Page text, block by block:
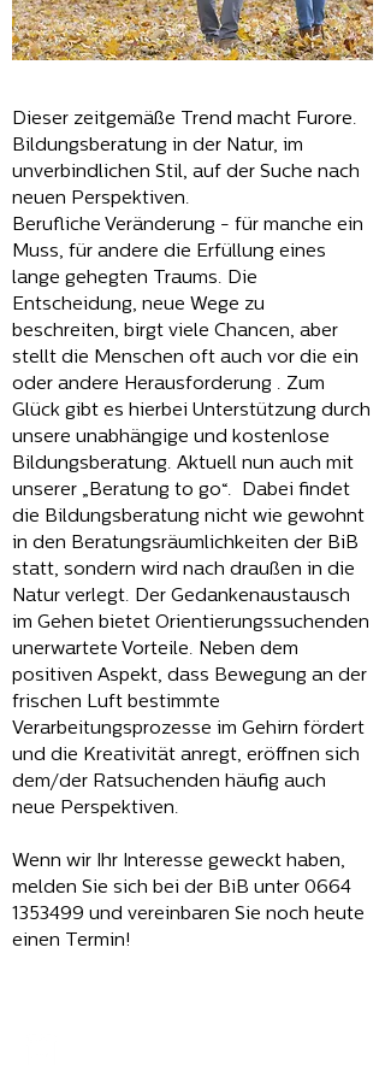
Dieser zeitgemäße Trend macht Furore.
Bildungsberatung in der Natur, im
unverbindlichen Stil, auf der Suche nach
neuen Perspektiven.
Berufliche Veränderung - für manche ein
Muss, für andere die Erfüllung eines
lange gehegten Traums. Die
Entscheidung, neue Wege zu
beschreiten, birgt viele Chancen, aber
stellt die Menschen oft auch vor die ein
oder andere Herausforderung . Zum
Glück gibt es hierbei Unterstützung durch
unsere unabhängige und kostenlose
Bildungsberatung. Aktuell nun auch mit
unserer „Beratung to go“. Dabei findet
die Bildungsberatung nicht wie gewohnt
in den Beratungsräumlichkeiten der BiB
statt, sondern wird nach draußen in die
Natur verlegt. Der Gedankenaustausch
im Gehen bietet Orientierungssuchenden
unerwartete Vorteile. Neben dem
positiven Aspekt, dass Bewegung an der
frischen Luft bestimmte
Verarbeitungsprozesse im Gehirn fördert
und die Kreativität anregt, eröffnen sich
dem/der Ratsuchenden häufig auch
neue Perspektiven.
Wenn wir Ihr Interesse geweckt haben,
melden Sie sich bei der BiB unter 0664
1353499 und vereinbaren Sie noch heute
einen Termin!